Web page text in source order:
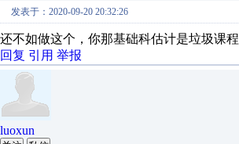
发表于：2020-09-20 20:32:26
还不如做这个，你那基础科估计是垃圾课程
回复 引用 举报
luoxun